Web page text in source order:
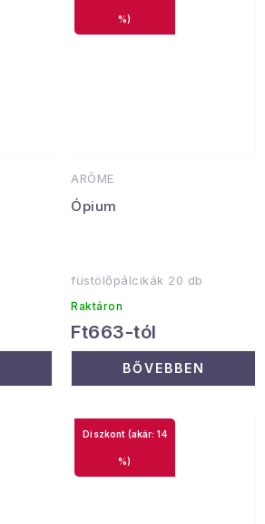
ARÔME
Ópium
%)
füstölőpálcikák 20 db
Raktáron
Ft663-tól
BŐVEBBEN
(akár: 14
%)